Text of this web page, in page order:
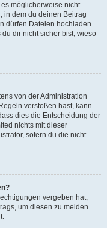
möglicherweise nicht
in dem du deinen Beitrag
dürfen Dateien hochladen.
dir nicht sicher bist, wieso
von der Administration
verstoßen hast, kann
dies die Entscheidung der
nichts mit dieser
sofern du die nicht
vergeben hat,
um diesen zu melden.